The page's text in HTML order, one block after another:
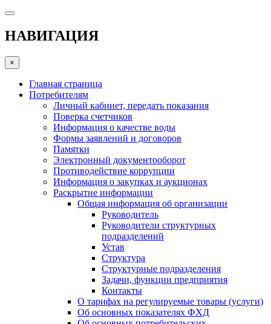
НАВИГАЦИЯ
×
Главная страница
Потребителям
Личный кабинет, передать показания
Поверка счетчиков
Информация о качестве воды
Формы заявлений и договоров
Памятки
Электронный документооборот
Противодействие коррупции
Информация о закупках и аукционах
Раскрытие информации
Общая информация об организации
Руководитель
Руководители структурных
подразделений
Устав
Структура
Структурные подразделения
Задачи, функции предприятия
Контакты
О тарифах на регулируемые товары (услуги)
Об основных показателях ФХД